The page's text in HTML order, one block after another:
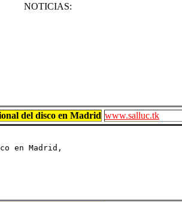
NOTICIAS:
del disco en Madrid www.salluc.tk
en Madrid,